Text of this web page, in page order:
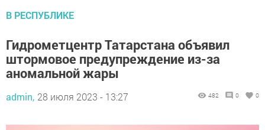
В РЕСПУБЛИКЕ
Гидрометцентр Татарстана объявил
штормовое предупреждение из-за
аномальной жары
admin, 28 июля 2023 - 13:27 482 0 0